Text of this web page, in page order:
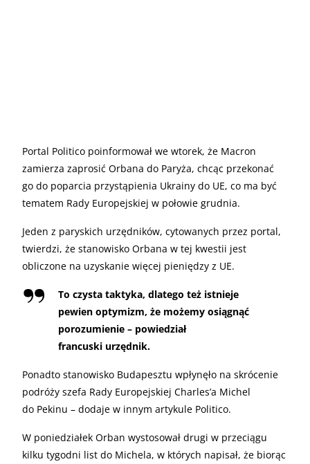
Portal Politico poinformował we wtorek, że Macron
zamierza zaprosić Orbana do Paryża, chcąc przekonać
go do poparcia przystąpienia Ukrainy do UE, co ma być
tematem Rady Europejskiej w połowie grudnia.
Jeden z paryskich urzędników, cytowanych przez portal,
twierdzi, że stanowisko Orbana w tej kwestii jest
obliczone na uzyskanie więcej pieniędzy z UE.
To czysta taktyka, dlatego też istnieje
pewien optymizm, że możemy osiągnąć
porozumienie – powiedział
francuski urzędnik.
Ponadto stanowisko Budapesztu wpłynęło na skrócenie
podróży szefa Rady Europejskiej Charles’a Michel
do Pekinu – dodaje w innym artykule Politico.
W poniedziałek Orban wystosował drugi w przeciągu
kilku tygodni list do Michela, w których napisał, że biorąc